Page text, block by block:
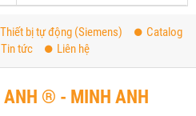
Thiết bị tự động (Siemens)
Catalog
Tin tức Liên hệ
ANH ® - MINH ANH